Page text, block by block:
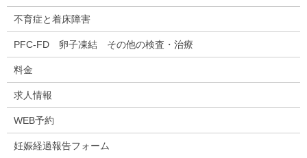
不育症と着床障害
PFC-FD 卵子凍結 その他の検査・治療
料金
求人情報
WEB予約
妊娠経過報告フォーム